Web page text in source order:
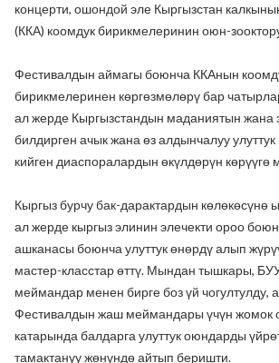
концерти, ошондой эле Кыргызстан
(ККА) коомдук бирикмелеринин оюн-
Фестивалдын аймагы боюнча ККАнын
бирикмелеринен көргөзмөлөрү бар
ал жерде Кыргызстандын маданиятын жана
билдирген ачык жана өз алдынчалуу
кийген диаспоралардын өкүлдөрүн көрүүгө
Кыргыз бурчу бак-дарактардын көлөкөсүнө
ал жерде кыргыз элинин элечекти ороо
ашканасы боюнча улуттук өнөрдү алып
мастер-класстар өттү. Мындан тышкары,
меймандар менен бирге боз үй чогултулду,
Фестивалдын жаш меймандары үчүн жомок
катарында балдарга улуттук оюндарды
тамактануу жөнүндө айтып беришти.